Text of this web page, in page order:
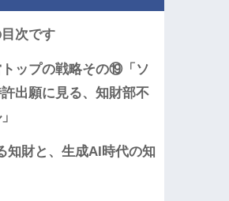
次です
ップの戦略その⑲「ソ
出願に見る、知財部不
知財と、生成AI時代の知